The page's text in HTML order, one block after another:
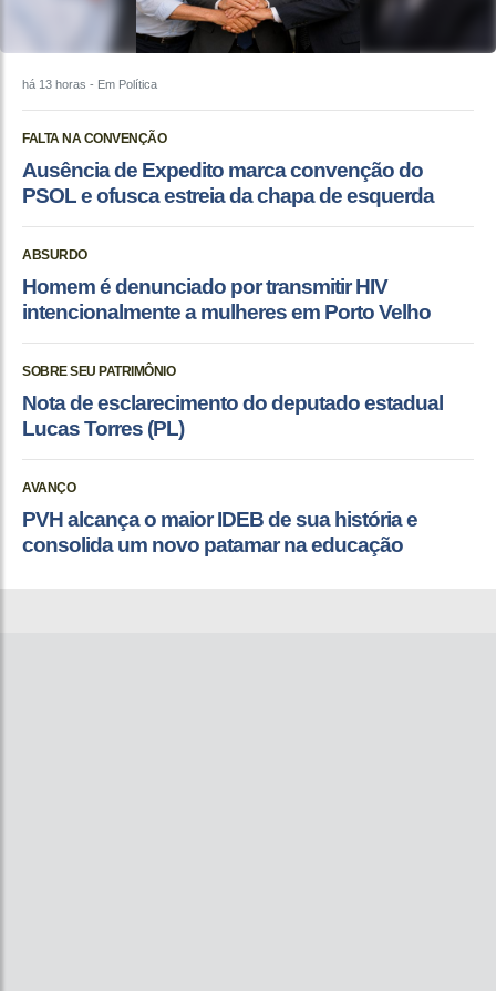
há 13 horas - Em Política
FALTA NA CONVENÇÃO
Ausência de Expedito marca convenção do
PSOL e ofusca estreia da chapa de esquerda
ABSURDO
Homem é denunciado por transmitir HIV
intencionalmente a mulheres em Porto Velho
SOBRE SEU PATRIMÔNIO
Nota de esclarecimento do deputado estadual
Lucas Torres (PL)
AVANÇO
PVH alcança o maior IDEB de sua história e
consolida um novo patamar na educação